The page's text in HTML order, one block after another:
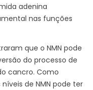
adenina
nas funções
que o NMN pode
do processo de
cancro. Como
de NMN pode ter